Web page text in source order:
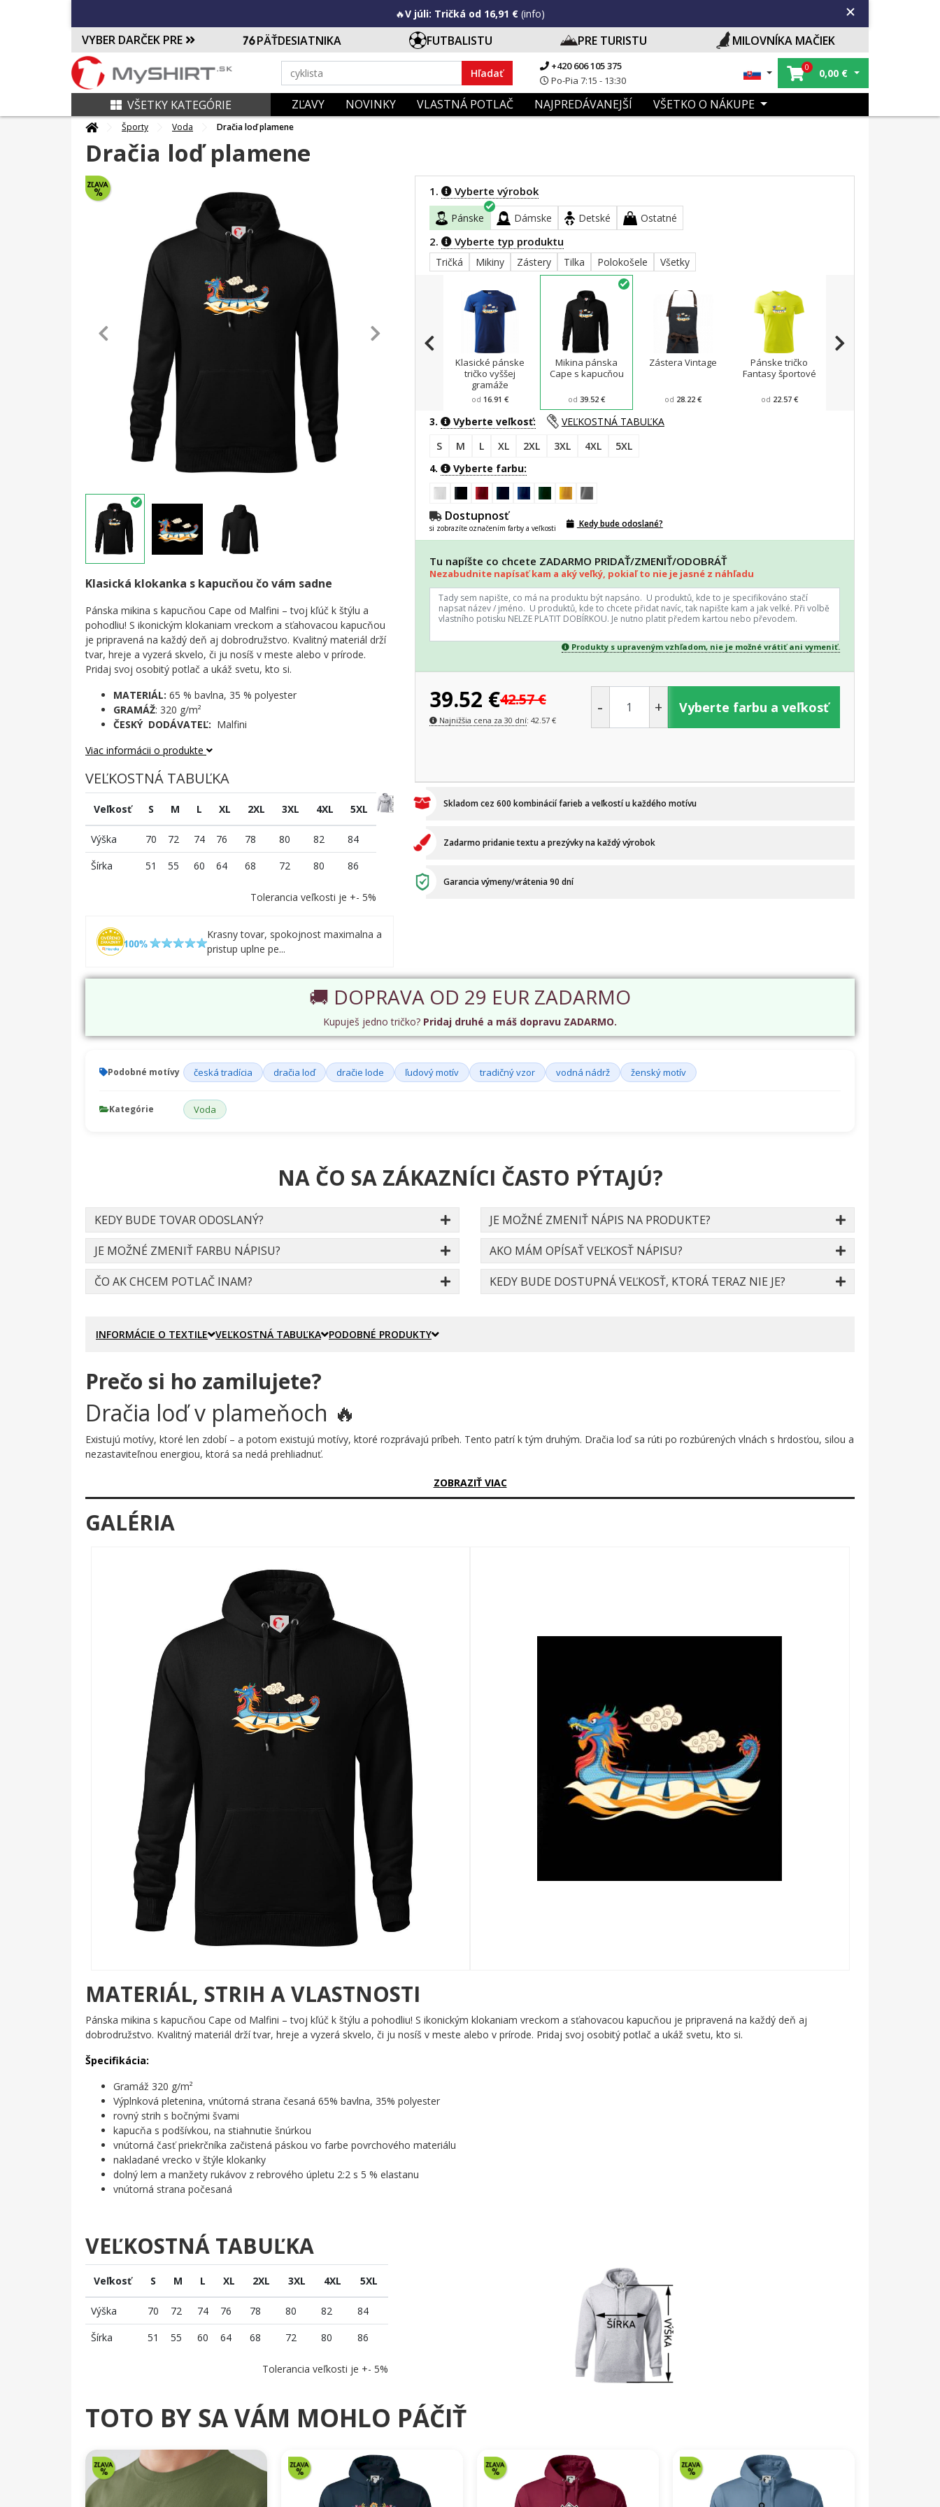
🔥V júli: Tričká od 16,91 € (info)
VYBER DARČEK PRE PÄŤDESIATNIKA FUTBALISTU PRE TURISTU MILOVNÍKA MAČIEK
Hľadať
+420 606 105 375
Po-Pia 7:15 - 13:30
0 0,00 €
VŠETKY KATEGÓRIE ZĽAVY NOVINKY VLASTNÁ POTLAČ NAJPREDÁVANEJŠÍ VŠETKO O NÁKUPE
Športy Voda Dračia loď plamene
Dračia loď plamene
Klasická klokanka s kapucňou čo vám sadne
Pánska mikina s kapucňou Cape od Malfini – tvoj kľúč k štýlu a
pohodliu! S ikonickým klokaniam vreckom a sťahovacou kapucňou
je pripravená na každý deň aj dobrodružstvo. Kvalitný materiál drží
tvar, hreje a vyzerá skvelo, či ju nosíš v meste alebo v prírode.
Pridaj svoj osobitý potlač a ukáž svetu, kto si.
MATERIÁL: 65 % bavlna, 35 % polyester
GRAMÁŽ: 320 g/m²
ČESKÝ DODÁVATEĽ: Malfini
Viac informácii o produkte
VEĽKOSTNÁ TABUĽKA
Veľkosť S M L XL 2XL 3XL 4XL 5XL
Výška 70 72 74 76 78 80 82
84
Šírka
51 55 60 64 68 72 80 86
Tolerancia veľkosti je +- 5%
Krasny tovar, spokojnost maximalna a
pristup uplne pe...
1. Vyberte výrobok
Pánske Dámske Detské Ostatné
2. Vyberte typ produktu
Tričká Mikiny Zástery Tilka Polokošele Všetky
Klasické pánske
tričko vyššej
gramáže
od 16.91 €
Mikina pánska
Cape s kapucňou
od 39.52 €
Zástera Vintage
od 28.22 €
Pánske tričko
Fantasy športové
od 22.57 €
3. Vyberte veľkosť:
VEĽKOSTNÁ TABUĽKA
S
M L XL 2XL 3XL 4XL
5XL
4.
Vyberte farbu:
Dostupnosť
si zobrazíte označením farby a veľkosti Kedy bude odoslané?
Tu napíšte co chcete ZADARMO PRIDAŤ/ZMENIŤ/ODOBRÁŤ
Nezabudnite napísať kam a aký veľký, pokiaľ to nie je jasné z náhľadu
Produkty s upraveným vzhľadom, nie je možné vrátiť ani vymeniť.
39.52 €42.57€
Najnižšia cena za 30 dní: 42.57€
- + Vyberte farbu a veľkosť
Skladom cez 600 kombinácií farieb a veľkostí u každého motívu
Zadarmo pridanie textu a prezývky na každý výrobok
Garancia výmeny/vrátenia 90 dní
🚚 DOPRAVA OD 29 EUR ZADARMO
Kupuješ jedno tričko? Pridaj druhé a máš dopravu ZADARMO.
Podobné motívy česká tradícia dračia loď dračie lode ľudový motív tradičný vzor vodná nádrž ženský motív
Kategórie Voda
NA ČO SA ZÁKAZNÍCI ČASTO PÝTAJÚ?
KEDY BUDE TOVAR ODOSLANÝ?
JE MOŽNÉ ZMENIŤ FARBU NÁPISU?
ČO AK CHCEM POTLAČ INAM?
JE MOŽNÉ ZMENIŤ NÁPIS NA PRODUKTE?
AKO MÁM OPÍSAŤ VEĽKOSŤ NÁPISU?
KEDY BUDE DOSTUPNÁ VEĽKOSŤ, KTORÁ TERAZ NIE JE?
INFORMÁCIE O TEXTILE VEĽKOSTNÁ TABUĽKA PODOBNÉ PRODUKTY
Prečo si ho zamilujete?
Dračia loď v plameňoch 🔥
Existujú motívy, ktoré len zdobí – a potom existujú motívy, ktoré rozprávajú príbeh. Tento patrí k tým druhým. Dračia loď sa rúti po rozbúrených vlnách s hrdosťou, silou a
nezastaviteľnou energiou, ktorá sa nedá prehliadnuť.
Žiarivo modrá loď s dračou hlavou plnou života, plamene šľahajúce z jej hrebeňa, veslári v bojovom rytme a zlaté vlny pod ňou – to všetko tvorí kompozíciu, ktorá dýcha
pohybom. Jemné oblaky v pozadí dodávajú celej scéne takmer rozprávkový nádych, no dynamika motívu nenechá nikoho na pochybách: toto nie je pokojná plavba, toto
Komu urobí radosť?
🔥 Milovníkom ázijskej kultúry a tradičných festivalov dračích lodí
💪 Vodným športovcom, veslárskym tímom a fanúšikom pretekárskych disciplín
🌟 Každému, kto miluje výraznú, farebnú a príbehom nabitú potlač
🎯 Ideálny darček pre dobrodruhov, cestovateľov a obdivovateľov východnej symboliky
Nechaj dračiu loď plávať za teba. Vyber si tento motív a ukáž svetu, že ideš naplno – rovnako ako posádka, ktorá nikdy nezastaví. ✨
ZOBRAZIŤ VIAC
GALÉRIA
MATERIÁL, STRIH A VLASTNOSTI
Pánska mikina s kapucňou Cape od Malfini – tvoj kľúč k štýlu a pohodliu! S ikonickým klokaniam vreckom a sťahovacou kapucňou je pripravená na každý deň aj
dobrodružstvo. Kvalitný materiál drží tvar, hreje a vyzerá skvelo, či ju nosíš v meste alebo v prírode. Pridaj svoj osobitý potlač a ukáž svetu, kto si.
Špecifikácia:
Gramáž 320 g/m²
Výplnková pletenina, vnútorná strana česaná 65% bavlna, 35% polyester
rovný strih s bočnými švami
kapucňa s podšívkou, na stiahnutie šnúrkou
vnútorná časť priekrčníka začistená páskou vo farbe povrchového materiálu
nakladané vrecko v štýle klokanky
dolný lem a manžety rukávov z rebrového úpletu 2:2 s 5 % elastanu
vnútorná strana počesaná
VEĽKOSTNÁ TABUĽKA
Veľkosť S M L XL 2XL 3XL 4XL 5XL
Výška 70 72 74 76 78 80 82
84
Šírka
51 55 60 64 68 72 80 86
Tolerancia veľkosti je +- 5%
TOTO BY SA VÁM MOHLO PÁČIŤ